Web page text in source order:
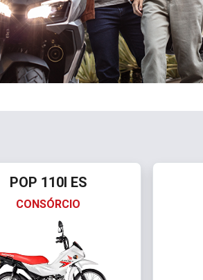
POP 110I ES
CONSÓRCIO